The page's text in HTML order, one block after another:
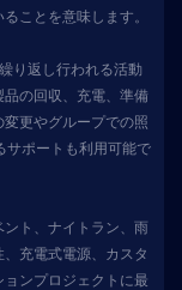
ことを意味します。
り返し行われる活動
の回収、充電、準備
更やグループでの照
サポートも利用可能で
ト、ナイトラン、雨
充電式電源、カスタ
ンプロジェクトに最